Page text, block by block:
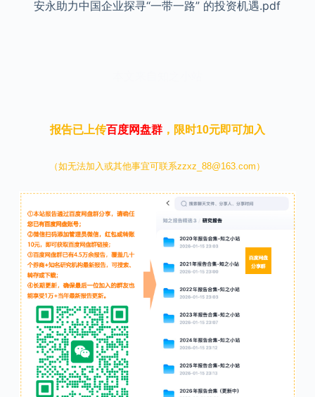
安永助力中国企业探寻“一带一路” 的投资机遇.pdf
报告已上传百度网盘群，限时10元即可加入
（如无法加入或其他事宜可联系zzxz_88@163.com）